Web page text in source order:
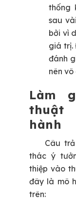
thống
sau
bởi vì
giá trị.
đánh
nên vô
Làm
thuật
hành
Câu
thác ý
thiệp vào
đây là mô
trên: